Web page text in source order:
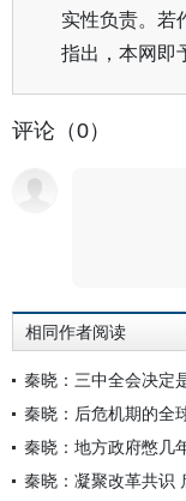
实性负责。若
指出，本网即
评论（0）
相同作者阅读
秦晓：三中全会决定
秦晓：后危机期的全
秦晓：地方政府憋几
秦晓：凝聚改革共识